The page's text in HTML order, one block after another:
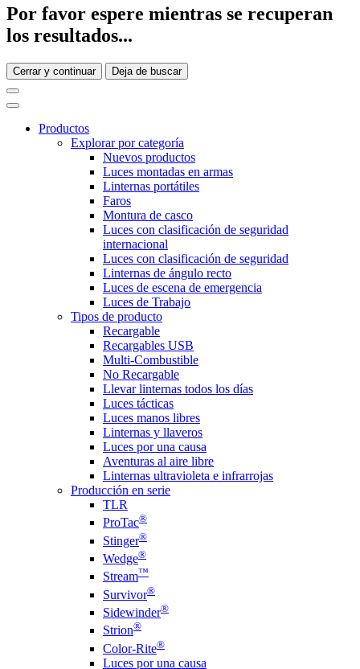
Por favor espere mientras se recuperan
los resultados...
Cerrar y continuar Deja de buscar
Productos
Explorar por categoría
Nuevos productos
Luces montadas en armas
Linternas portátiles
Faros
Montura de casco
Luces con clasificación de seguridad
internacional
Luces con clasificación de seguridad
Linternas de ángulo recto
Luces de escena de emergencia
Luces de Trabajo
Tipos de producto
Recargable
Recargables USB
Multi-Combustible
No Recargable
Llevar linternas todos los días
Luces tácticas
Luces manos libres
Linternas y llaveros
Luces por una causa
Aventuras al aire libre
Linternas ultravioleta e infrarrojas
Producción en serie
TLR
ProTac®
Stinger®
Wedge®
Stream™
Survivor®
Sidewinder®
Strion®
Color-Rite®
Luces por una causa